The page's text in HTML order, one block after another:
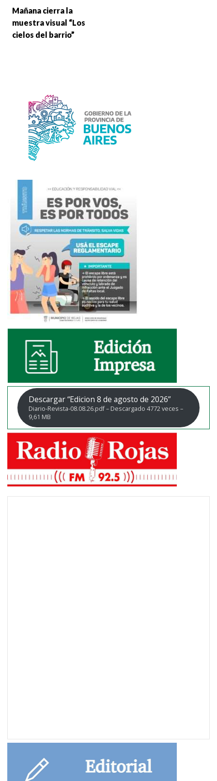
Mañana cierra la
muestra visual “Los
cielos del barrio”
Descargar “Edicion 8 de agosto de 2026”
Diario-Revista-08.08.26.pdf – Descargado 4772 veces –
9,61 MB